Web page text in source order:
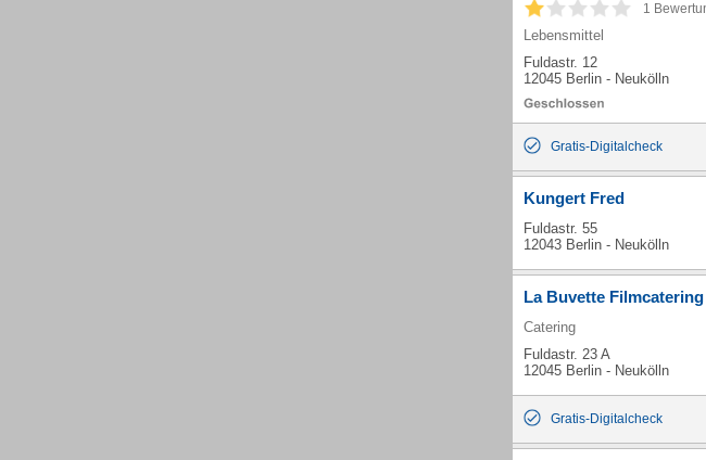
1
Lebensmittel
Fuldastr. 12
12045 Berlin - Neukölln
Gratis-Digitalcheck
Kungert Fred
Fuldastr. 55
12043 Berlin - Neukölln
La Buvette
Catering
Fuldastr. 23 A
12045 Berlin - Neukölln
Gratis-Digitalcheck